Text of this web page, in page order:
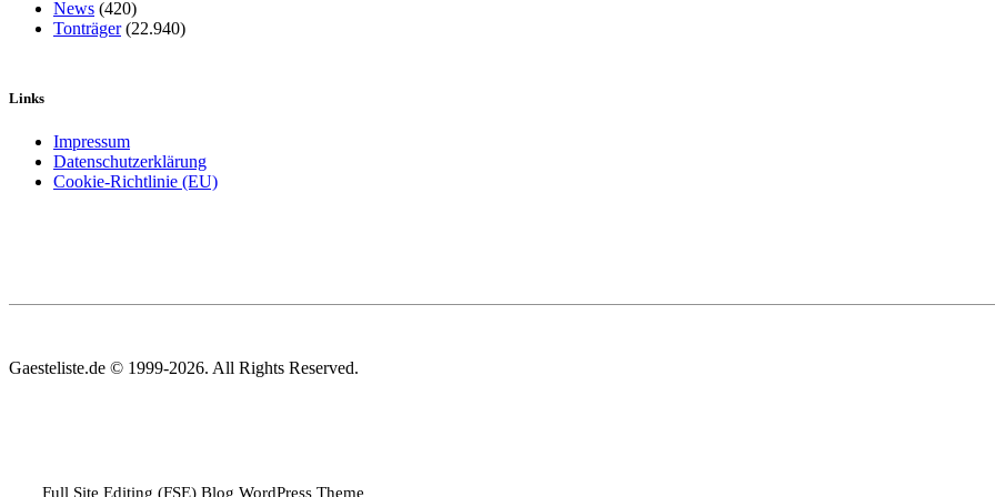
News (420)
Tonträger(22.940)
Links
Impressum
Datenschutzerklärung
Cookie-Richtlinie (EU)
Gaesteliste.de © 1999-2026. All Rights Reserved.
Full Site Editing (FSE) Blog WordPress Theme